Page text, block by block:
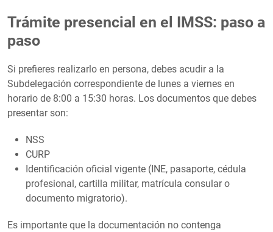
Trámite presencial en el IMSS: paso a
paso
Si prefieres realizarlo en persona, debes acudir a la
Subdelegación correspondiente de lunes a viernes en
horario de 8:00 a 15:30 horas. Los documentos que debes
presentar son:
NSS
CURP
Identificación oficial vigente (INE, pasaporte, cédula
profesional, cartilla militar, matrícula consular o
documento migratorio).
Es importante que la documentación no contenga